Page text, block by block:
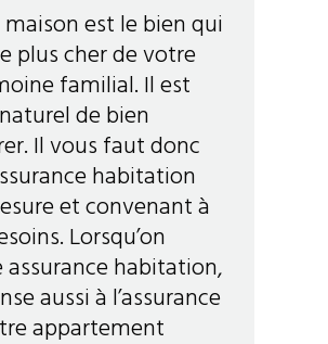
est le bien qui
plus cher de votre
familial. Il est
de bien
Il vous faut donc
habitation
et convenant à
Lorsqu’on
assurance habitation,
aussi à l’assurance
appartement